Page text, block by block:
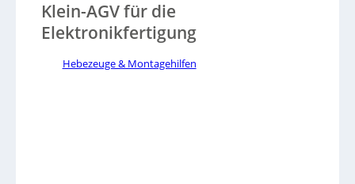
Klein-AGV für die
Elektronikfertigung
Hebezeuge & Montagehilfen